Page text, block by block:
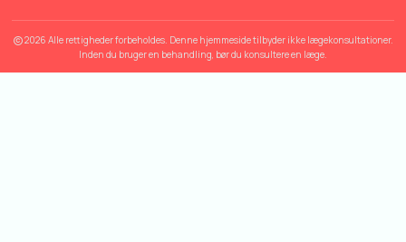
2026 Alle rettigheder forbeholdes. Denne hjemmeside tilbyder ikke lægekonsultationer.
Inden du bruger en behandling, bør du konsultere en læge.